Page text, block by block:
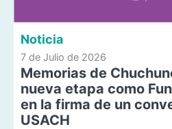
Noticia
7 de Julio de 2026
Memorias de
nueva etapa como
en la firma de un
USACH